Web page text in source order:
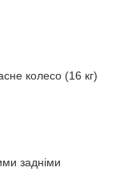
колесо (16 кг)
задніми